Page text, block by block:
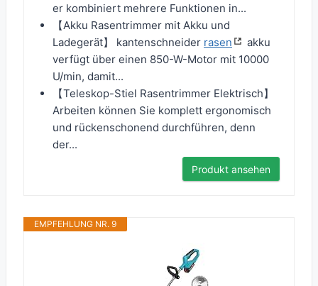
er kombiniert mehrere Funktionen in...
【Akku Rasentrimmer mit Akku und
Ladegerät】 kantenschneider rasen
akku
verfügt über einen 850-W-Motor mit 10000
U/min, damit...
【Teleskop-Stiel Rasentrimmer Elektrisch】
Arbeiten können Sie komplett ergonomisch
und rückenschonend durchführen, denn
der...
Produkt ansehen
EMPFEHLUNG NR. 9